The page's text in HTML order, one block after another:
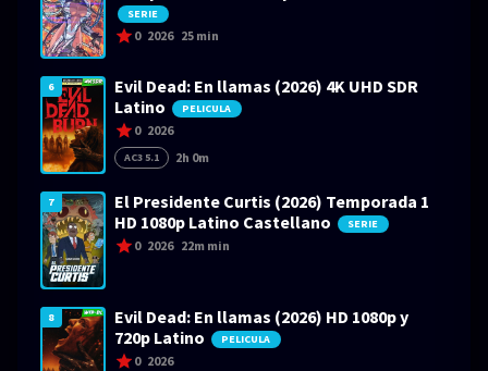
SERIE
0 2026 25 min
6
Evil Dead: En llamas (2026) 4K UHD SDR
Latino
PELICULA
0 2026
AC3 5.1 2h 0m
7
El Presidente Curtis (2026) Temporada 1
HD 1080p Latino Castellano
SERIE
0 2026 22m min
8
Evil Dead: En llamas (2026) HD 1080p y
720p Latino
PELICULA
0 2026